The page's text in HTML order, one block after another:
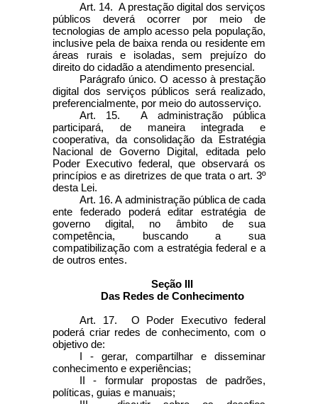
Art. 14. A prestação digital dos serviços
públicos deverá ocorrer por meio de
tecnologias de amplo acesso pela população,
inclusive pela de baixa renda ou residente em
áreas rurais e isoladas, sem prejuízo do
direito do cidadão a atendimento presencial.
Parágrafo único. O acesso à prestação
digital dos serviços públicos será realizado,
preferencialmente, por meio do autosserviço.
Art. 15. A administração pública
participará, de maneira integrada e
cooperativa, da consolidação da Estratégia
Nacional de Governo Digital, editada pelo
Poder Executivo federal, que observará os
princípios e as diretrizes de que trata o art. 3º
desta Lei.
Art. 16. A administração pública de cada
ente federado poderá editar estratégia de
governo digital, no âmbito de sua
competência, buscando a sua
compatibilização com a estratégia federal e a
de outros entes.
Seção III
Das Redes de Conhecimento
Art. 17. O Poder Executivo federal
poderá criar redes de conhecimento, com o
objetivo de:
I - gerar, compartilhar e disseminar
conhecimento e experiências;
II - formular propostas de padrões,
políticas, guias e manuais;